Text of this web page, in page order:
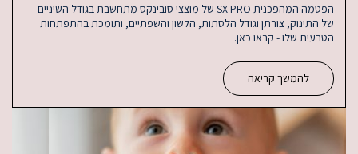
הפטמה המהפכנית SX PRO של מוצצי סובינקס מתחשבת בגודל השיניים
של התינוק, צורתן וגודל הלסתות, הלשון והשפתיים, ותומכת בהתפתחות
הטבעית שלו - קראו כאן.
להמשך קריאה